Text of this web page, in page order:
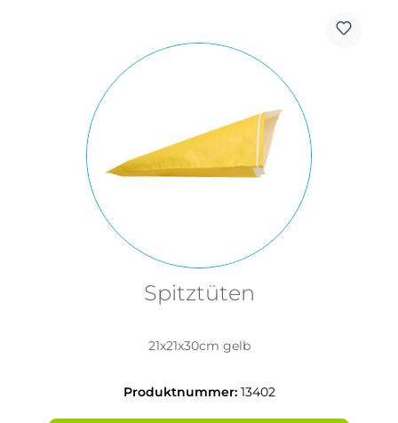
Spitztüten
21x21x30cm gelb
Produktnummer: 13402